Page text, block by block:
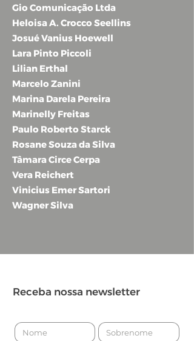
Gio Comunicação Ltda
Heloisa A. Crocco Seellins
Josué Vanius Hoewell
Lara Pinto Piccoli
Lilian Erthal
Marcelo Zanini
Marina Darela Pereira
Marinelly Freitas
Paulo Roberto Starck
Rosane Souza da Silva
Tâmara Circe Cerpa
Vera Reichert
Vinicius Emer Sartori
Wagner Silva
Receba nossa newsletter